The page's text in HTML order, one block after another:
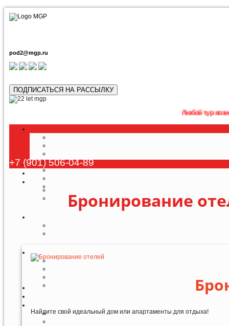
pod2@mgp.ru
ПОДПИСАТЬСЯ НА РАССЫЛКУ
Любой тур возможно
+7 (901) 506-04-89
Бронирование
Найдите свой идеальный дом или апартаменты для отдыха!